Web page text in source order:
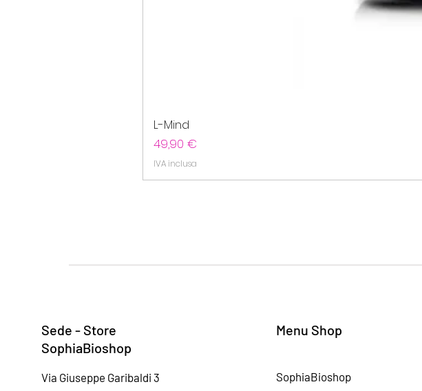
L-Mind
Prezzo
49,90 €
IVA inclusa
Sede - Store
SophiaBioshop
Via Giuseppe Garibaldi 3
Menu Shop
SophiaBioshop